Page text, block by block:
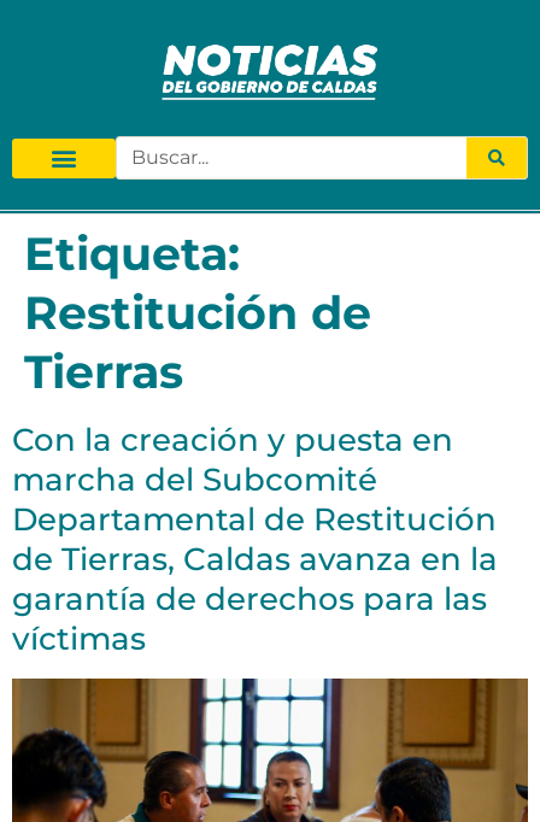
Etiqueta:
Restitución de
Tierras
Con la creación y puesta en
marcha del Subcomité
Departamental de Restitución
de Tierras, Caldas avanza en la
garantía de derechos para las
víctimas